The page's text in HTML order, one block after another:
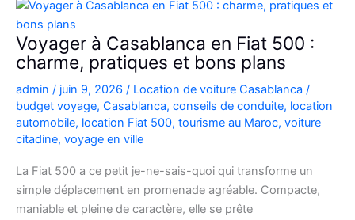
Picanto
à
Casablanca
vos
déplacements
Voyager à Casablanca en Fiat 500 :
charme, pratiques et bons plans
admin / juin 9, 2026 / Location de voiture Casablanca /
budget voyage, Casablanca, conseils de conduite, location
automobile, location Fiat 500, tourisme au Maroc, voiture
citadine, voyage en ville
La Fiat 500 a ce petit je-ne-sais-quoi qui transforme un
simple déplacement en promenade agréable. Compacte,
maniable et pleine de caractère, elle se prête